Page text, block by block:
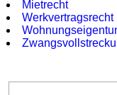
Mietrecht
Werkvertrags­recht